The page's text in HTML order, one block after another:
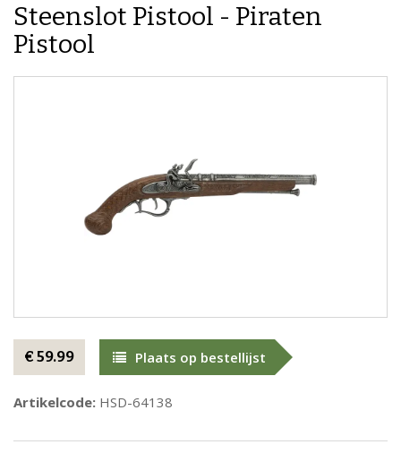
Steenslot Pistool - Piraten
Pistool
€ 59.99 Plaats op bestellijst
Artikelcode: HSD-64138